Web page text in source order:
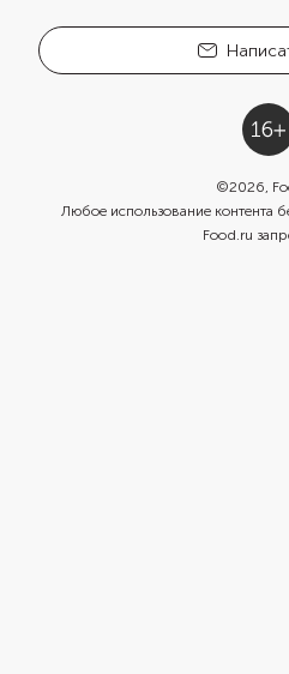
©2026,
Любое использование контента
Food.ru